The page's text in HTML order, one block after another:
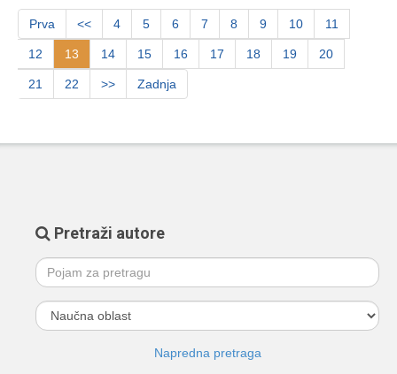
Prva << 4 5 6 7 8 9 10 11
12 13 14 15 16 17 18 19 20
21 22 >> Zadnja
Pretraži autore
Napredna pretraga